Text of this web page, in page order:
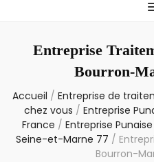
–
Entreprise
Bourron-
Accueil / Entreprise de
chez vous / Entreprise
France / Entreprise
Seine-et-Marne 77 /
Bourron-